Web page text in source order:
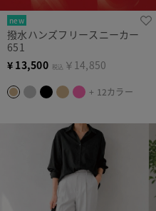
new
撥水ハンズフリースニーカー
651
¥ 13,500 税込 ￥14,850
+ 12カラー